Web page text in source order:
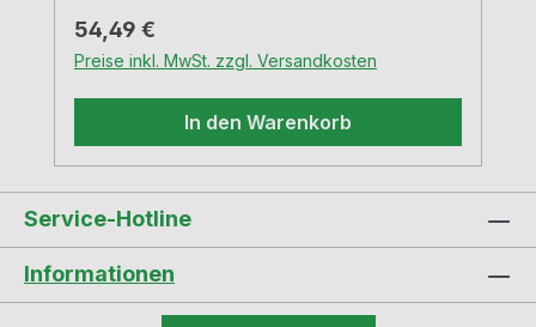
Regulärer Preis:
54,49 €
Preise inkl. MwSt. zzgl. Versandkosten
In den Warenkorb
Service-Hotline
Informationen